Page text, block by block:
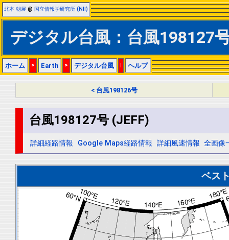
北本 朝展 @ 国立情報学研究所 (NII)
デジタル台風：台風198127
ホーム > Earth > デジタル台風 | ヘルプ
< 台風198126号
台風198127号 (JEFF)
詳細経路情報 Google Maps経路情報 詳細風速情報 全画像
ベス